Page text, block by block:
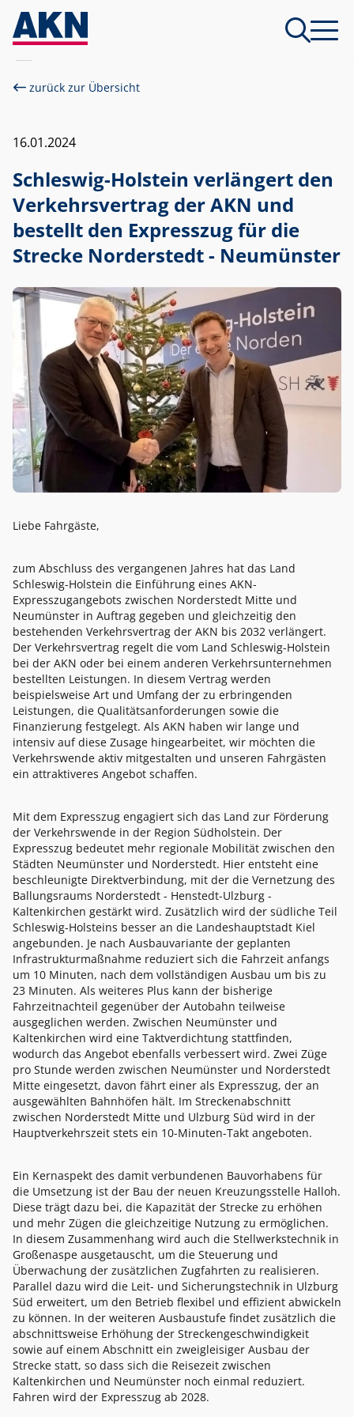
zurück zur Übersicht
16.01.2024
Schleswig-Holstein verlängert den
Verkehrsvertrag der AKN und
bestellt den Expresszug für die
Strecke Norderstedt - Neumünster
Liebe Fahrgäste,
zum Abschluss des vergangenen Jahres hat das Land
Schleswig-Holstein die Einführung eines AKN-
Expresszugangebots zwischen Norderstedt Mitte und
Neumünster in Auftrag gegeben und gleichzeitig den
bestehenden Verkehrsvertrag der AKN bis 2032 verlängert.
Der Verkehrsvertrag regelt die vom Land Schleswig-Holstein
bei der AKN oder bei einem anderen Verkehrsunternehmen
bestellten Leistungen. In diesem Vertrag werden
beispielsweise Art und Umfang der zu erbringenden
Leistungen, die Qualitätsanforderungen sowie die
Finanzierung festgelegt. Als AKN haben wir lange und
intensiv auf diese Zusage hingearbeitet, wir möchten die
Verkehrswende aktiv mitgestalten und unseren Fahrgästen
ein attraktiveres Angebot schaffen.
Mit dem Expresszug engagiert sich das Land zur Förderung
der Verkehrswende in der Region Südholstein. Der
Expresszug bedeutet mehr regionale Mobilität zwischen den
Städten Neumünster und Norderstedt. Hier entsteht eine
beschleunigte Direktverbindung, mit der die Vernetzung des
Ballungsraums Norderstedt - Henstedt-Ulzburg -
Kaltenkirchen gestärkt wird. Zusätzlich wird der südliche Teil
Schleswig-Holsteins besser an die Landeshauptstadt Kiel
angebunden. Je nach Ausbauvariante der geplanten
Infrastrukturmaßnahme reduziert sich die Fahrzeit anfangs
um 10 Minuten, nach dem vollständigen Ausbau um bis zu
23 Minuten. Als weiteres Plus kann der bisherige
Fahrzeitnachteil gegenüber der Autobahn teilweise
ausgeglichen werden. Zwischen Neumünster und
Kaltenkirchen wird eine Taktverdichtung stattfinden,
wodurch das Angebot ebenfalls verbessert wird. Zwei Züge
pro Stunde werden zwischen Neumünster und Norderstedt
Mitte eingesetzt, davon fährt einer als Expresszug, der an
ausgewählten Bahnhöfen hält. Im Streckenabschnitt
zwischen Norderstedt Mitte und Ulzburg Süd wird in der
Hauptverkehrszeit stets ein 10-Minuten-Takt angeboten.
Ein Kernaspekt des damit verbundenen Bauvorhabens für
die Umsetzung ist der Bau der neuen Kreuzungsstelle Halloh.
Diese trägt dazu bei, die Kapazität der Strecke zu erhöhen
und mehr Zügen die gleichzeitige Nutzung zu ermöglichen.
In diesem Zusammenhang wird auch die Stellwerkstechnik in
Großenaspe ausgetauscht, um die Steuerung und
Überwachung der zusätzlichen Zugfahrten zu realisieren.
Parallel dazu wird die Leit- und Sicherungstechnik in Ulzburg
Süd erweitert, um den Betrieb flexibel und effizient abwickeln
zu können. In der weiteren Ausbaustufe findet zusätzlich die
abschnittsweise Erhöhung der Streckengeschwindigkeit
sowie auf einem Abschnitt ein zweigleisiger Ausbau der
Strecke statt, so dass sich die Reisezeit zwischen
Kaltenkirchen und Neumünster noch einmal reduziert.
Fahren wird der Expresszug ab 2028.